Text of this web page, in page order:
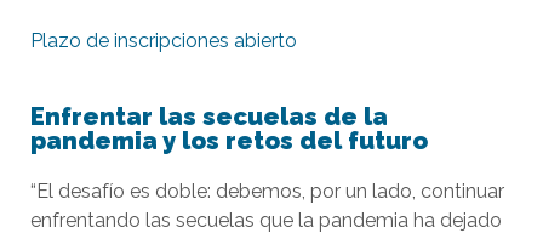
Plazo de inscripciones abierto
Enfrentar las secuelas de la
pandemia y los retos del futuro
“El desafío es doble: debemos, por un lado, continuar
enfrentando las secuelas que la pandemia ha dejado